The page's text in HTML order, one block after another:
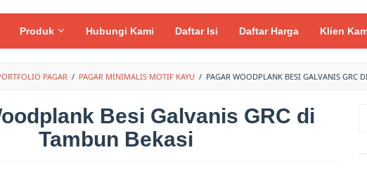
Produk Hubungi Kami Daftar Isi Daftar Harga Klien
PAGAR / PAGAR MINIMALIS MOTIF KAYU / PAGAR WOODPLANK BESI GALVANIS GRC
Besi Galvanis GRC di
Tambun Bekasi